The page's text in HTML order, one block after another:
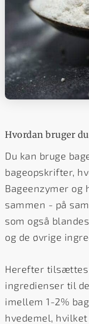
Hvordan bruger
Du kan bruge
bageopskrifter,
Bageenzymer
sammen - på
som også
og de øvrige
Herefter tilsættes
ingredienser til
imellem 1-2%
hvedemel,